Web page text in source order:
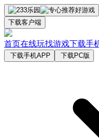
下载客户端
首页在线玩找游戏下载手
下载手机APP 下载PC版